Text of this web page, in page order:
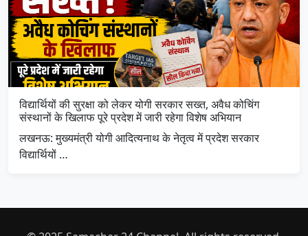
विद्यार्थियों की सुरक्षा को लेकर योगी सरकार सख्त, अवैध कोचिंग
संस्थानों के खिलाफ पूरे प्रदेश में जारी रहेगा विशेष अभियान
लखनऊ: मुख्यमंत्री योगी आदित्यनाथ के नेतृत्व में प्रदेश सरकार
विद्यार्थियों …